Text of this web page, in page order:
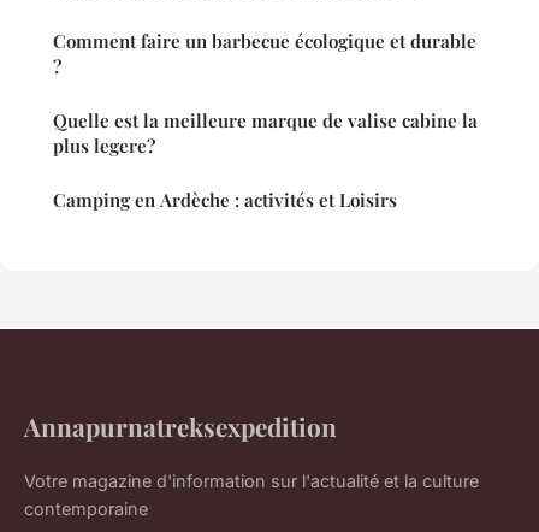
Comment faire un barbecue écologique et durable
?
Quelle est la meilleure marque de valise cabine la
plus legere?
Camping en Ardèche : activités et Loisirs
Annapurnatreksexpedition
Votre magazine d'information sur l'actualité et la culture
contemporaine